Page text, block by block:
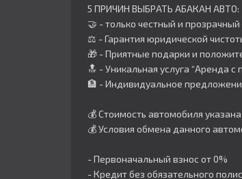
5 ПРИЧИН ВЫБРАТЬ АБАКАН АВТО:
🤝 - только честный и
⚖️ - Гарантия юридической
🎁 - Приятные подарки и
🔝 - Уникальная услуга “Аренда с
🏦 - Индивидуальное
💰 Стоимость автомобиля
💰 Условия обмена данного
- Первоначальный взнос от 0%
- Кредит без обязательного